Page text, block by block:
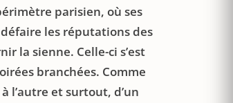
parisien, où ses
les réputations des
la sienne. Celle-ci s’est
branchées. Comme
l’autre et surtout, d’un